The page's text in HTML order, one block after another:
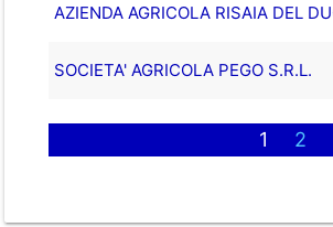
AZIENDA AGRICOLA RISAIA DEL
SOCIETA' AGRICOLA PEGO S.R.L.
1 2